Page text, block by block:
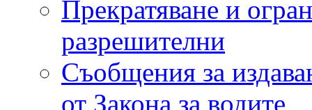
Прекратяване и
разрешителни
Съобщения за
от Закона за водите